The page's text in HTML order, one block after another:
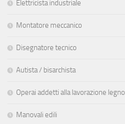
Elettricista industriale
Montatore meccanico
Disegnatore tecnico
Autista / bisarchista
Operai addetti alla lavorazione legno
Manovali edili